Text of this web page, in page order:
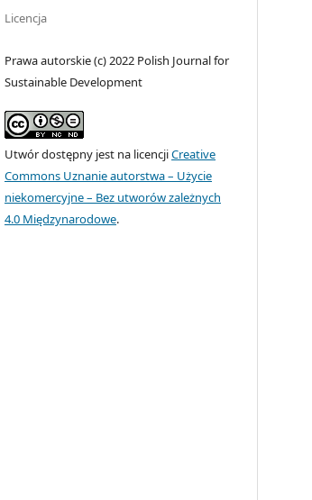
Licencja
Prawa autorskie (c) 2022 Polish Journal for
Sustainable Development
Utwór dostępny jest na licencjiCreative
Commons Uznanie autorstwa – Użycie
niekomercyjne – Bez utworów zależnych
4.0 Międzynarodowe.